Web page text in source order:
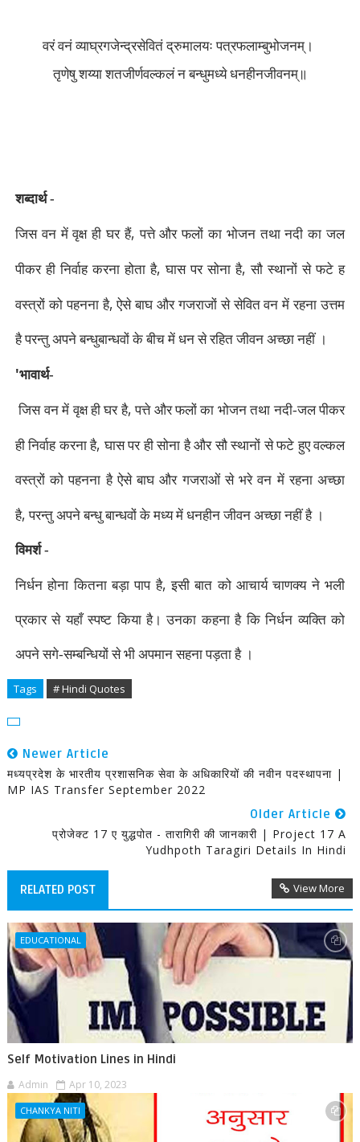
वरं वनं व्याघ्रगजेन्द्रसेवितं द्रुमालयः पत्रफलाम्बुभोजनम्।
तृणेषु शय्या शतजीर्णवल्कलं न बन्धुमध्ये धनहीनजीवनम्॥
शब्दार्थ -
जिस वन में वृक्ष ही घर हैं,पत्ते और फलों का भोजन तथा नदी का जल
पीकर ही निर्वाह करना होता है,घास पर सोना है,सौ स्थानों से फटे ह
वस्त्रों को पहनना है,ऐसे बाघ और गजराजों से सेवित वन में रहना उत्तम
है परन्तु अपने बन्धुबान्धवों के बीच में धन से रहित जीवन अच्छा नहीं ।
'भावार्थ-
जिस वन में वृक्ष ही घर है,पत्ते और फलों का भोजन तथा नदी-जल पीकर
ही निर्वाह करना है,घास पर ही सोना है और सौ स्थानों से फटे हुए वल्कल
वस्त्रों को पहनना है ऐसे बाघ और गजराओं से भरे वन में रहना अच्छा
है,परन्तु अपने बन्धु बान्धवों के मध्य में धनहीन जीवन अच्छा नहीं है ।
विमर्श -
निर्धन होना कितना बड़ा पाप है,इसी बात को आचार्य चाणक्य ने भली
प्रकार से यहाँ स्पष्ट किया है। उनका कहना है कि निर्धन व्यक्ति को
अपने सगे-सम्बन्धियों से भी अपमान सहना पड़ता है ।
Tags # Hindi Quotes
Newer Article
मध्यप्रदेश के भारतीय प्रशासनिक सेवा के अधिकारियों की नवीन पदस्थापना |
MP IAS Transfer September 2022
Older Article
प्रोजेक्ट 17 ए युद्धपोत - तारागिरी की जानकारी | Project 17 A
Yudhpoth Taragiri Details In Hindi
RELATED POST View More
EDUCATIONAL
Self Motivation Lines in Hindi
Admin Apr 10, 2023
CHANKYA NITI